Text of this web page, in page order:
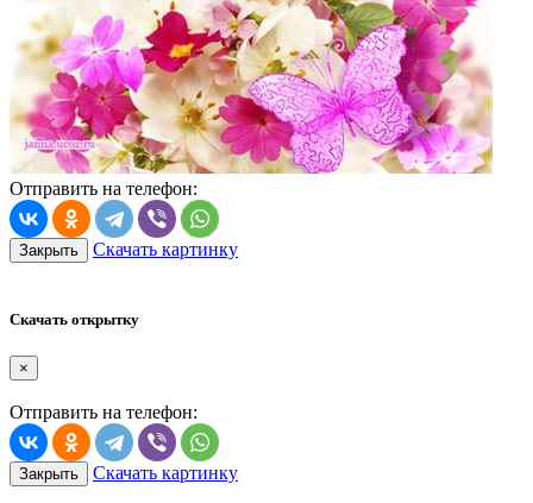
Отправить на телефон:
Закрыть Скачать картинку
Скачать открытку
×
Отправить на телефон:
Закрыть Скачать картинку